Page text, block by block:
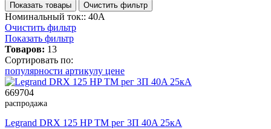
Показать товары Очистить фильтр
Номинальный ток:: 40А
Очистить фильтр
Показать фильтр
Товаров: 13
Сортировать по:
популярности артикулу цене
669704
распродажа
Legrand DRX 125 HP TM рег 3П 40A 25кА